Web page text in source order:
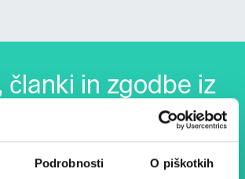
Podrobnosti O piškotkih
članki in zgodbe iz
prestolnice kulture
se na naš novičnik
na tekočem z